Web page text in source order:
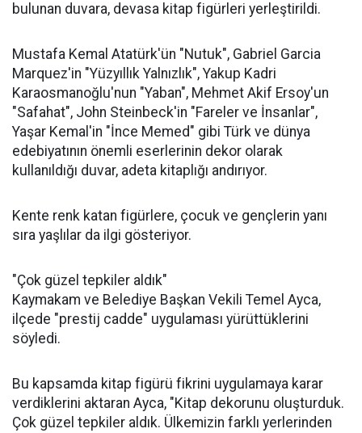
bulunan duvara, devasa kitap figürleri yerleştirildi.
Mustafa Kemal Atatürk'ün "Nutuk", Gabriel Garcia
Marquez'in "Yüzyıllık Yalnızlık", Yakup Kadri
Karaosmanoğlu'nun "Yaban", Mehmet Akif Ersoy'un
"Safahat", John Steinbeck'in "Fareler ve İnsanlar",
Yaşar Kemal'in "İnce Memed" gibi Türk ve dünya
edebiyatının önemli eserlerinin dekor olarak
kullanıldığı duvar, adeta kitaplığı andırıyor.
Kente renk katan figürlere, çocuk ve gençlerin yanı
sıra yaşlılar da ilgi gösteriyor.
"Çok güzel tepkiler aldık"
Kaymakam ve Belediye Başkan Vekili Temel Ayca,
ilçede "prestij cadde" uygulaması yürüttüklerini
söyledi.
Bu kapsamda kitap figürü fikrini uygulamaya karar
verdiklerini aktaran Ayca, "Kitap dekorunu oluşturduk.
Çok güzel tepkiler aldık. Ülkemizin farklı yerlerinden